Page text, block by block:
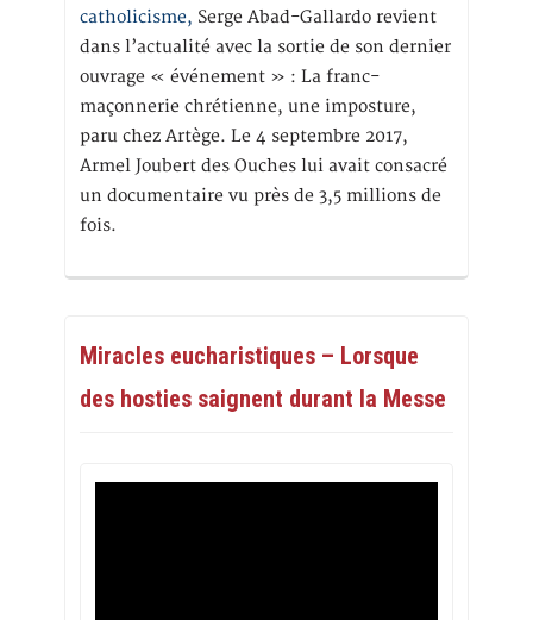
catholicisme, Serge Abad-Gallardo revient
dans l’actualité avec la sortie de son dernier
ouvrage « événement » : La franc-
maçonnerie chrétienne, une imposture,
paru chez Artège. Le 4 septembre 2017,
Armel Joubert des Ouches lui avait consacré
un documentaire vu près de 3,5 millions de
fois.
Miracles eucharistiques – Lorsque
des hosties saignent durant la Messe